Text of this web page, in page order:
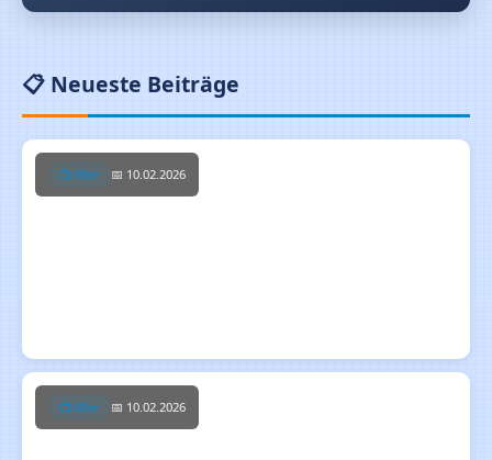
📋 Neueste Beiträge
📺 80er 📅 10.02.2026
📺 80er 📅 10.02.2026